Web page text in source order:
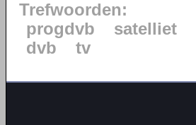
Trefwoorden:
progdvb
satelliet
dvb
tv